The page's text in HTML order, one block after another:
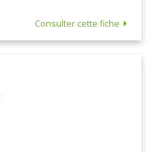
Consulter cette fiche